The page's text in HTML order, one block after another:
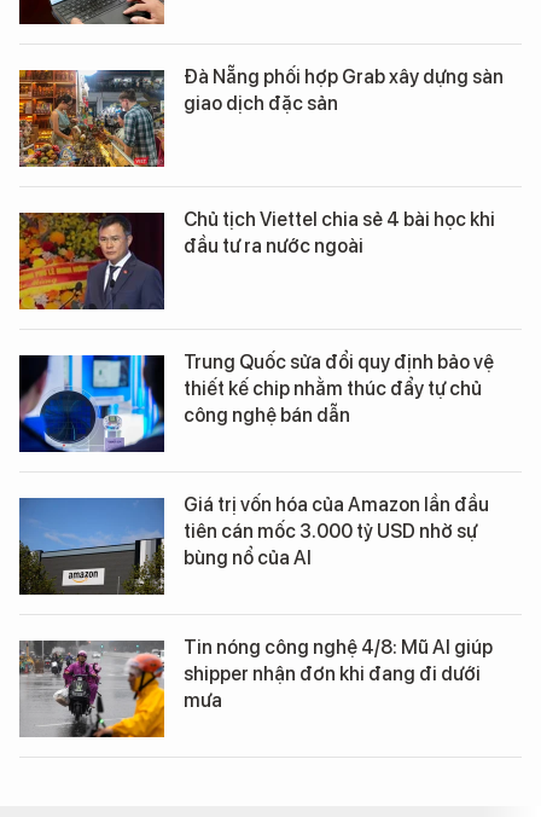
Đà Nẵng phối hợp Grab xây dựng sàn
giao dịch đặc sản
Chủ tịch Viettel chia sẻ 4 bài học khi
đầu tư ra nước ngoài
Trung Quốc sửa đổi quy định bảo vệ
thiết kế chip nhằm thúc đẩy tự chủ
công nghệ bán dẫn
Giá trị vốn hóa của Amazon lần đầu
tiên cán mốc 3.000 tỷ USD nhờ sự
bùng nổ của AI
Tin nóng công nghệ 4/8: Mũ AI giúp
shipper nhận đơn khi đang đi dưới
mưa